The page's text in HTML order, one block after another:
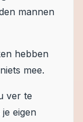
mannen
hebben
mee.
ver te
eigen